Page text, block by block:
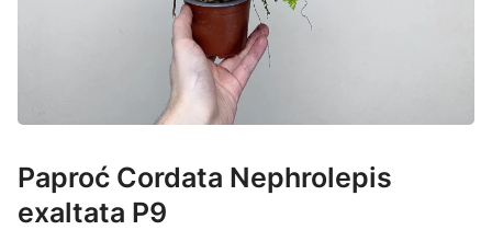
Paproć Cordata Nephrolepis
exaltata P9